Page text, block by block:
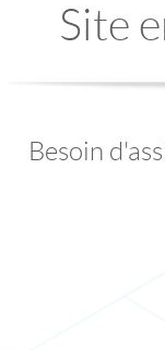
Site
Besoin